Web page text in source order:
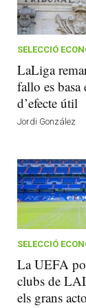
SELECCIÓ
LaLiga
fallo es basa
d’efecte útil
Jordi González
SELECCIÓ
La UEFA
clubs de
els grans